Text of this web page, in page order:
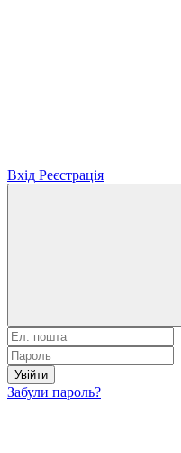
Вхід Реєстрація
Увійти
Забули пароль?